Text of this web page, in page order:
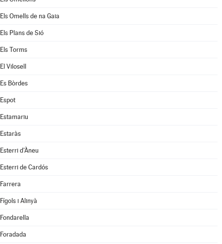
Els Omells de na Gaia
Els Plans de Sió
Els Torms
El Vilosell
Es Bòrdes
Espot
Estamariu
Estaràs
Esterri d'Àneu
Esterri de Cardós
Farrera
Fígols i Alinyà
Fondarella
Foradada